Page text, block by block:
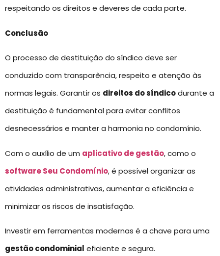
respeitando os direitos e deveres de cada parte.
Conclusão
O processo de destituição do síndico deve ser
conduzido com transparência, respeito e atenção às
normas legais. Garantir os direitos do síndicodurante a
destituição é fundamental para evitar conflitos
desnecessários e manter a harmonia no condomínio.
Com o auxílio de um aplicativo de gestão, como o
software Seu Condomínio, é possível organizar as
atividades administrativas, aumentar a eficiência e
minimizar os riscos de insatisfação.
Investir em ferramentas modernas é a chave para uma
gestão condominial eficiente e segura.